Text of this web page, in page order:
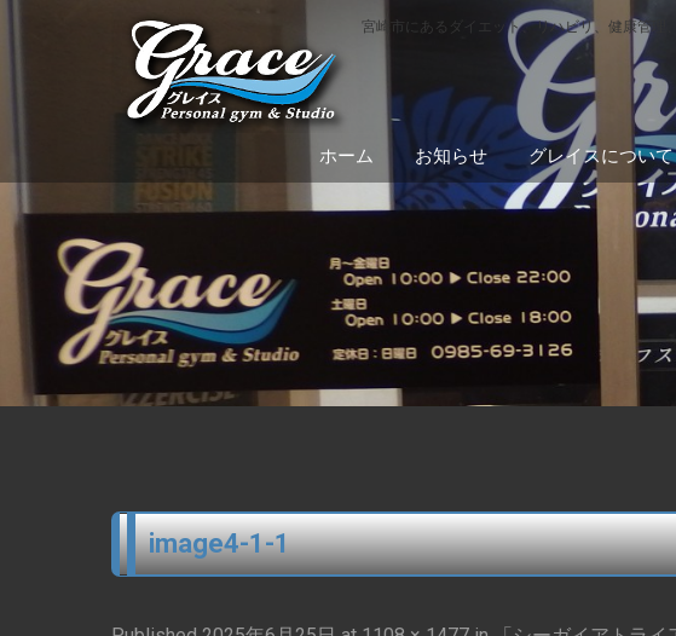
宮崎市にあるダイエット、リハビリ、健康管理
ホーム お知らせ グレイスについて
image4-1-1